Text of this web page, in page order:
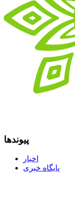
پیوندها
اخبار
پایگاه خبری